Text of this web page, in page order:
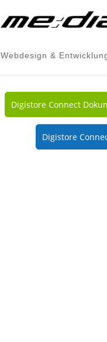
Webdesign &
Digistore Connect
Digistore